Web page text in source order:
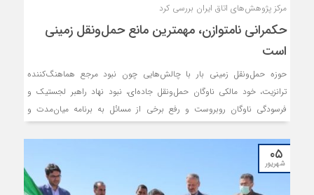
مرکز پژوهش‌های اتاق ایران بررسی کرد
حکمرانی نامتوازن، مهمترین مانع حمل‌ونقل زمینی
است
حوزه حمل‌ونقل زمینی بار با چالش‌هایی چون نبود مرجع هماهنگ‌کننده
ترانزیت، خود مالکی ناوگان حمل‌ونقل جاده‌ای، نبود نهاد راهبر لجستیک و
فرسودگی ناوگان روبروست و رفع برخی از مسائل به برنامه میان‌مدت و
بلندمدت نیاز دارد.
۰۵
شهریور